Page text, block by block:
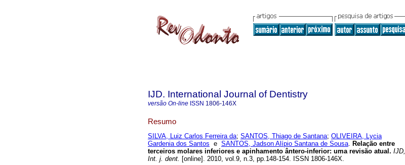
IJD. International Journal of Dentistry
versão On-line ISSN 1806-146X
Resumo
SILVA, Luiz Carlos Ferreira da; SANTOS, Thiago de Santana; OLIVEIRA, Lycia
Gardenia dos Santos e SANTOS, Jadson Alípio Santana de Sousa. Relação entre
terceiros molares inferiores e apinhamento ântero-inferior: uma revisão atual . IJD,
Int. j. dent. [online]. 2010, vol.9, n.3, pp.148-154. ISSN 1806-146X.